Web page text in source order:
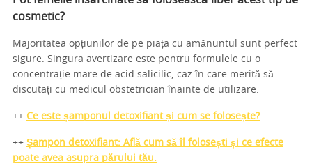
cosmetic?
Majoritatea opțiunilor de pe piața cu amănuntul sunt perfect
sigure. Singura avertizare este pentru formulele cu o
concentrație mare de acid salicilic, caz în care merită să
discutați cu medicul obstetrician înainte de utilizare.
++ Ce este șamponul detoxifiant și cum se folosește?
++ Șampon detoxifiant: Află cum să îl folosești și ce efecte
poate avea asupra părului tău.